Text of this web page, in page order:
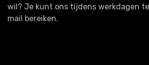
wil? Je kunt ons tijdens werkdagen
mail bereiken.